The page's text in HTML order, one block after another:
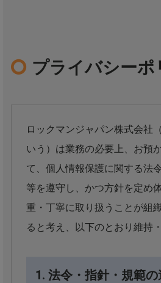
プライバシーポ
ロックマンジャパン株式会社
いう）は業務の必要上、お預
て、個人情報保護に関する法
等を遵守し、かつ方針を定め
重・丁寧に取り扱うことが組
ると考え、以下のとおり維持
1. 法令・指針・規範